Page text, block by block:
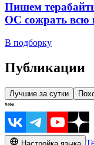
Пишем
ОС сожрать всю
В подборку
Публикации
Лучшие за сутки